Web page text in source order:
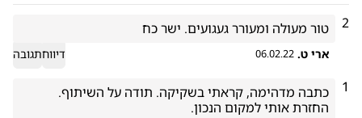
2 טור מעולה ומעורר געגועים. ישר כח
ארי ט. 06.02.22 דיווחתגובה
1
החזרת אותי למקום הנכון.